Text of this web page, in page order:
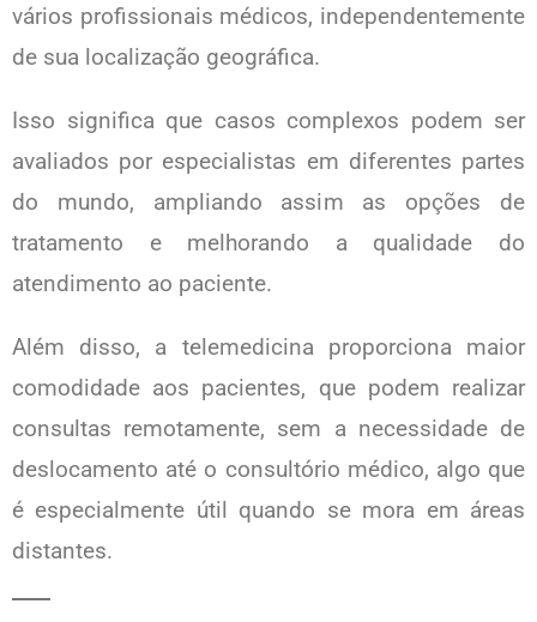
vários profissionais médicos, independentemente
de sua localização geográfica.
Isso significa que casos complexos podem ser
avaliados por especialistas em diferentes partes
do mundo, ampliando assim as opções de
tratamento e melhorando a qualidade do
atendimento ao paciente.
Além disso, a telemedicina proporciona maior
comodidade aos pacientes, que podem realizar
consultas remotamente, sem a necessidade de
deslocamento até o consultório médico, algo que
é especialmente útil quando se mora em áreas
distantes.